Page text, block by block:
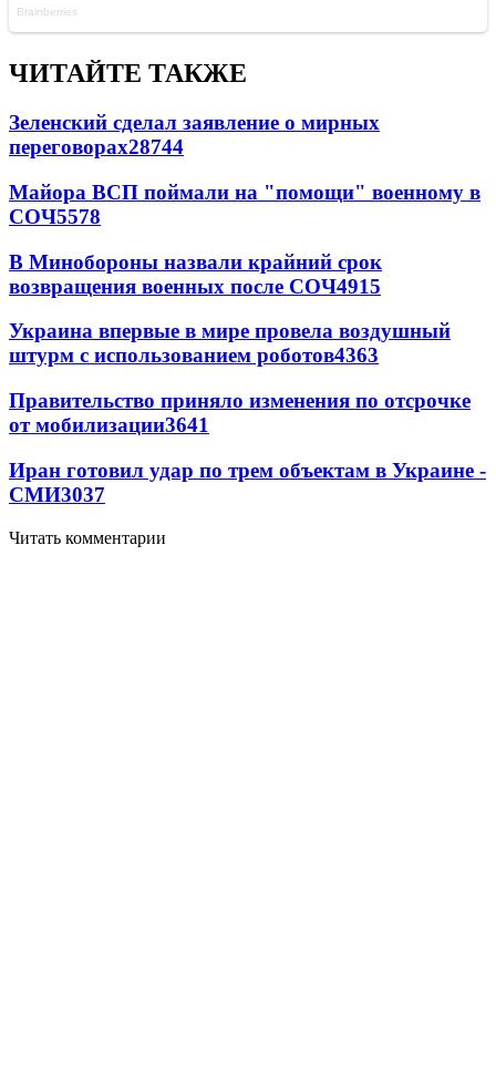
ЧИТАЙТЕ ТАКЖЕ
Зеленский сделал заявление о мирных
переговорах28744
Майора ВСП поймали на "помощи" военному в
СОЧ5578
В Минобороны назвали крайний срок
возвращения военных после СОЧ4915
Украина впервые в мире провела воздушный
штурм с использованием роботов4363
Правительство приняло изменения по отсрочке
от мобилизации3641
Иран готовил удар по трем объектам в Украине -
СМИ3037
Читать комментарии